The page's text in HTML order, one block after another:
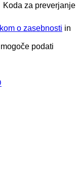
Koda za preverjanje
o zasebnosti in
podati